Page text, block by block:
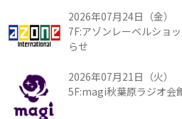
2026年07月24日（金）
7F:アゾンレーベルショ
らせ
2026年07月21日（火）
5F:magi秋葉原ラジオ会